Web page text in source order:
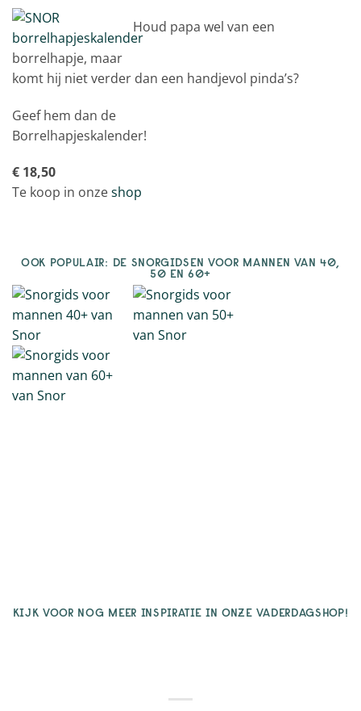
Houd papa wel van een
borrelhapje, maar
komt hij niet verder dan een handjevol pinda’s?
Geef hem dan de
Borrelhapjeskalender!
€ 18,50
Te koop in onzeshop
OOK POPULAIR: DE SNORGIDSEN VOOR MANNEN VAN 40,
50 EN 60+
KIJK VOOR NOG MEER INSPIRATIE IN ONZEVADERDAGSHOP!